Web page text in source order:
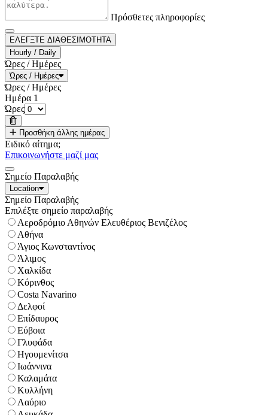
Πρόσθετες πληροφορίες
ΕΛΕΓΞΤΕ ΔΙΑΘΕΣΙΜΟΤΗΤΑ
Hourly / Daily
Ώρες / Ημέρες
Ώρες / Ημέρες
Ώρες / Ημέρες
Ημέρα 1
Ώρες
Προσθήκη άλλης ημέρας
Ειδικό αίτημα;
Επικοινωνήστε μαζί μας
Σημείο Παραλαβής
Location
Σημείο Παραλαβής
Επιλέξτε σημείο παραλαβής
Αεροδρόμιο Αθηνών Ελευθέριος Βενιζέλος
Αθήνα
Άγιος Κωνσταντίνος
Άλιμος
Χαλκίδα
Κόρινθος
Costa Navarino
Δελφοί
Επίδαυρος
Εύβοια
Γλυφάδα
Ηγουμενίτσα
Ιωάννινα
Καλαμάτα
Κυλλήνη
Λαύριο